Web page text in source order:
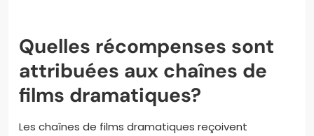
Oiseaux”. Ces réalisateurs ont influencé le genre par
leur capacité à explorer des thèmes complexes et
des émotions profondes. Leurs films sont souvent
salués par la critique et ont remporté de nombreux